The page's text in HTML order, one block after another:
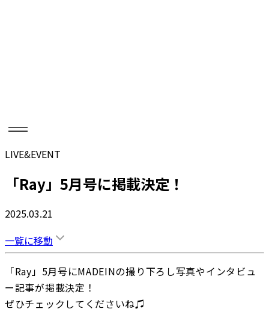
LIVE&EVENT
「Ray」5月号に掲載決定！
2025.03.21
一覧に移動
「Ray」5月号にMADEINの撮り下ろし写真やインタビュ
ー記事が掲載決定！
ぜひチェックしてくださいね♫